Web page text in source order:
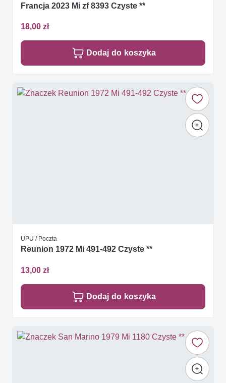
Francja 2023 Mi zf 8393 Czyste **
18,00 zł
Dodaj do koszyka
UPU / Poczta
Reunion 1972 Mi 491-492 Czyste **
13,00 zł
Dodaj do koszyka